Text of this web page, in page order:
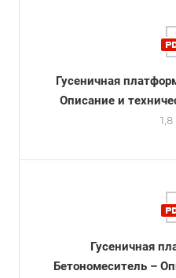
Гусеничная
Описание и
Гусеничная
Бетономеситель –